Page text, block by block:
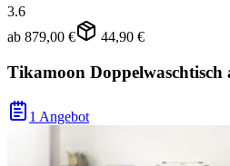
3.6
ab 879,00 € 44,90 €
Tikamoon Doppelwaschtisch
1 Angebot